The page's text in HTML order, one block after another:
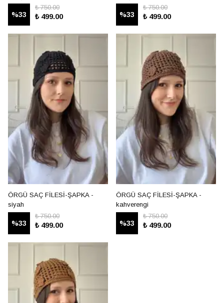
%33
₺ 750.00
₺ 499.00 %33
₺ 750.00
₺ 499.00
ÖRGÜ SAÇ FİLESİ-ŞAPKA -
siyah
%33
₺ 750.00
₺ 499.00
ÖRGÜ SAÇ FİLESİ-ŞAPKA -
kahverengi
%33
₺ 750.00
₺ 499.00